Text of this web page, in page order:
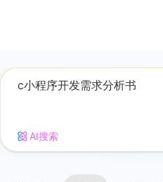
AI搜索